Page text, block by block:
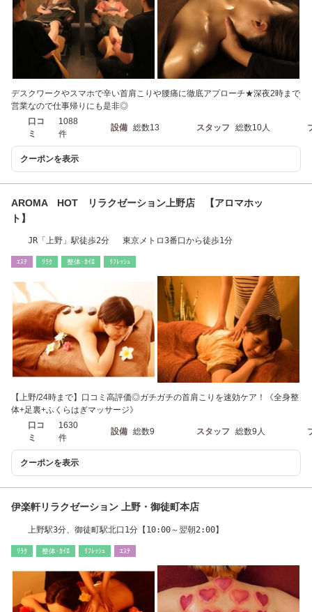
デスクワークやスマホで辛い首肩こりや腰痛に徹底アプローチ★深夜2時まで
営業なので仕事帰りにも是非◎
口コ
ミ
1088
件
設備 総数13 スタッフ 総数10人
クーポンを表示
AROMA HOT リラクゼーション上野店 【アロマホッ
ト】
JR「上野」駅徒歩2分 東京メトロ3番口から徒歩1分
ｴｽﾃ ﾘﾗｸ 整体･ｶｲﾛ ﾘﾌﾚｯｼｭ
【上野/24時まで】口コミ高評価◎ガチガチの首肩こりを速効ケア！《全身整
体+足裏+ふくらはぎマッサージ》
口コ
ミ
1630
件
設備 総数9 スタッフ 総数9人
クーポンを表示
伊楽軒リラクゼーション 上野・御徒町本店
上野駅3分、御徒町駅北口1分【10:00～翌朝2:00】
ﾘﾗｸ 整体･ｶｲﾛ ﾘﾌﾚｯｼｭ ｴｽﾃ